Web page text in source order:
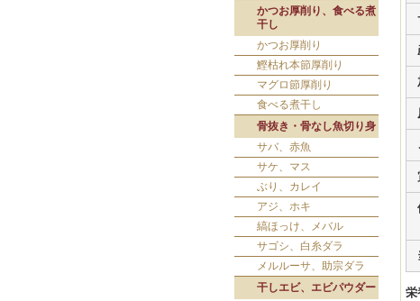
かつお厚削り、食べる煮
干し
かつお厚削り
鰹枯れ本節厚削り
マグロ節厚削り
食べる煮干し
骨抜き・骨なし魚切り身
サバ、赤魚
サケ、マス
ぶり、カレイ
アジ、ホキ
縞ほっけ、メバル
サゴシ、白糸ダラ
メルルーサ、助宗ダラ
干しエビ、エビパウダー